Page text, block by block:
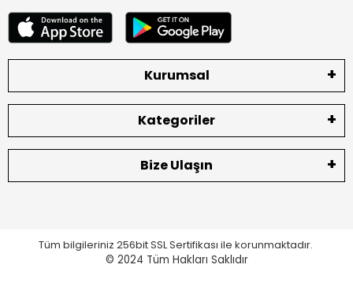
Kurumsal
Kategoriler
Bize Ulaşın
Tüm bilgileriniz 256bit SSL Sertifikası ile korunmaktadır.
© 2024 Tüm Hakları Saklıdır